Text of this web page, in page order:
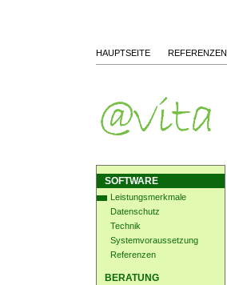
HAUPTSEITE REFERENZEN
SOFTWARE
Leistungsmerkmale
Datenschutz
Technik
Systemvoraussetzung
Referenzen
BERATUNG